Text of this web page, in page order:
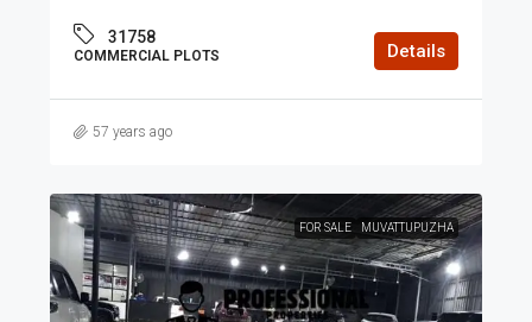
31758
COMMERCIAL PLOTS Details
57 years ago
FOR SALE MUVATTUPUZHA